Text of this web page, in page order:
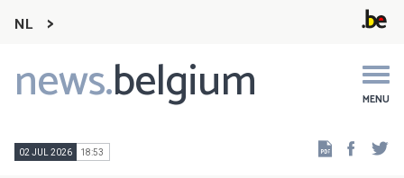
NL
news.belgium MENU
Main
navigation
02 JUL 2026 18:53